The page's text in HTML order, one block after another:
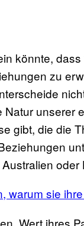
könnte,
zu
unserer
gibt, die die
warum sie
„Wert ihres